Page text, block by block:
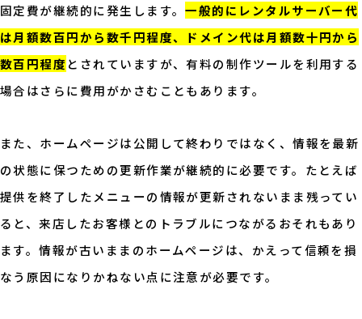
固定費が継続的に発生します。一般的にレンタルサーバー代
は月額数百円から数千円程度、ドメイン代は月額数十円から
数百円程度 とされていますが、有料の制作ツールを利用する
場合はさらに費用がかさむこともあります。
また、ホームページは公開して終わりではなく、情報を最新
の状態に保つための更新作業が継続的に必要です。たとえば
提供を終了したメニューの情報が更新されないまま残ってい
ると、来店したお客様とのトラブルにつながるおそれもあり
ます。情報が古いままのホームページは、かえって信頼を損
なう原因になりかねない点に注意が必要です。